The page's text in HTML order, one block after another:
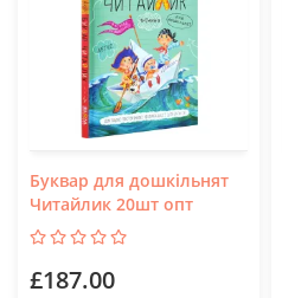
Буквар для дошкільнят
Читайлик 20шт опт
£187.00